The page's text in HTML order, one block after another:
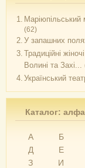
1. Маріюпільський
(62)
2. У запашних
3. Традиційні
Волині та Захі...
4. Український
Каталог:
А Б
Д
Е
З
И